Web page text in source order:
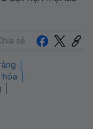
sẻ
hóa